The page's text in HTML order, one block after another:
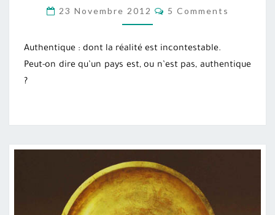
23 Novembre 2012 COMMENTS
5 Comments
Authentique : dont la réalité est incontestable.
Peut-on dire qu’un pays est, ou n’est pas, authentique
?